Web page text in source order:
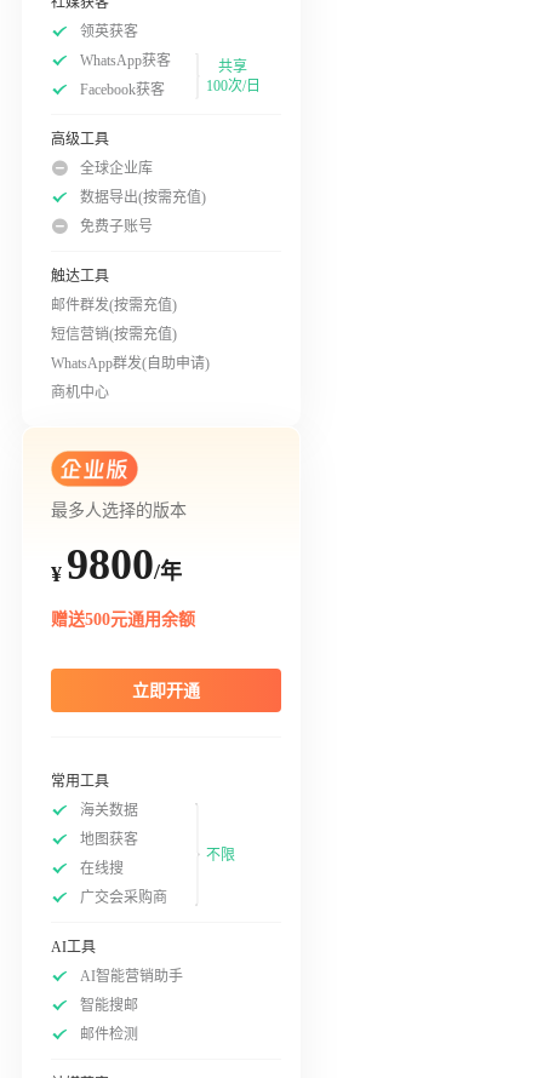
领英获客
WhatsApp获客
Facebook获客
共享
100次/日
高级工具
全球企业库
数据导出(按需充值)
免费子账号
触达工具
邮件群发(按需充值)
短信营销(按需充值)
WhatsApp群发(自助申请)
商机中心
最多人选择的版本
¥ 9800/年
赠送500元通用余额
立即开通
常用工具
海关数据
地图获客
在线搜
广交会采购商
不限
AI工具
AI智能营销助手
智能搜邮
邮件检测